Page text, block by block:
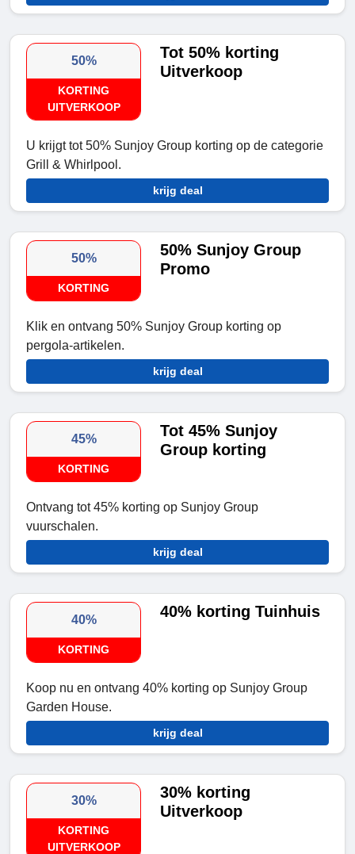
50%
KORTING
UITVERKOOP
Tot 50% korting
Uitverkoop
U krijgt tot 50% Sunjoy Group korting op de categorie
Grill & Whirlpool.
krijg deal
50%
KORTING
50% Sunjoy Group
Promo
Klik en ontvang 50% Sunjoy Group korting op
pergola-artikelen.
krijg deal
45%
KORTING
Tot 45% Sunjoy
Group korting
Ontvang tot 45% korting op Sunjoy Group
vuurschalen.
krijg deal
40%
KORTING
40% korting Tuinhuis
Koop nu en ontvang 40% korting op Sunjoy Group
Garden House.
krijg deal
30%
KORTING
UITVERKOOP
30% korting
Uitverkoop